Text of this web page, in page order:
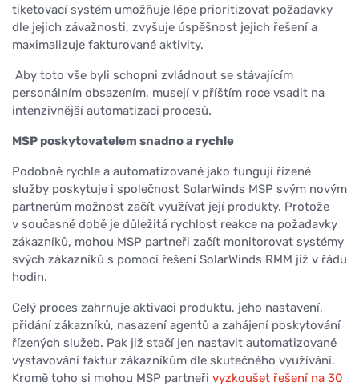
tiketovací systém umožňuje lépe prioritizovat požadavky
dle jejich závažnosti, zvyšuje úspěšnost jejich řešení a
maximalizuje fakturované aktivity.
Aby toto vše byli schopni zvládnout se stávajícím
personálním obsazením, musejí v příštím roce vsadit na
intenzivnější automatizaci procesů.
MSP poskytovatelem snadno a rychle
Podobně rychle a automatizovaně jako fungují řízené
služby poskytuje i společnost SolarWinds MSP svým novým
partnerům možnost začít využívat její produkty. Protože
v současné době je důležitá rychlost reakce na požadavky
zákazníků, mohou MSP partneři začít monitorovat systémy
svých zákazníků s pomocí řešení SolarWinds RMM již v řádu
hodin.
Celý proces zahrnuje aktivaci produktu, jeho nastavení,
přidání zákazníků, nasazení agentů a zahájení poskytování
řízených služeb. Pak již stačí jen nastavit automatizované
vystavování faktur zákazníkům dle skutečného využívání.
Kromě toho si mohou MSP partneři vyzkoušet řešení na 30